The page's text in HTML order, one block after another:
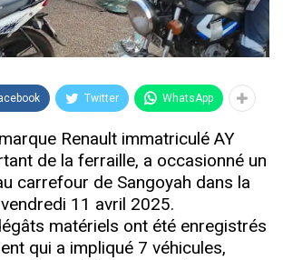
Twitter WhatsApp
Renault immatriculé AY
de la ferraille, a occasionné un
carrefour de Sangoyah dans la
11 avril 2025.
matériels ont été enregistrés
qui a impliqué 7 véhicules,